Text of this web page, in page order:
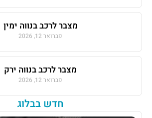
מצבר לרכב בנווה ימין
פברואר 12, 2026
מצבר לרכב בנווה ירק
פברואר 12, 2026
חדש בבלוג